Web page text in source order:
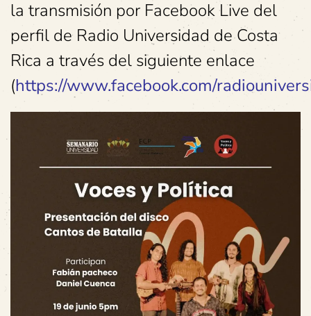
la transmisión por Facebook Live del
perfil de Radio Universidad de Costa
Rica a través del siguiente enlace
(https://www.facebook.com/